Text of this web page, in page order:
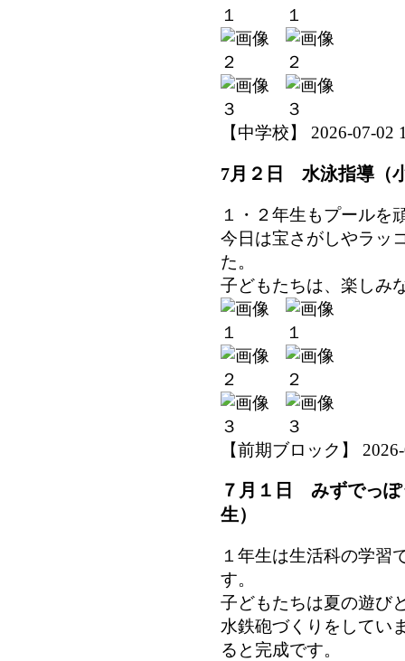
【中学校】 2026-07-02
7月２日 水泳指導（
１・２年生もプールを
今日は宝さがしやラッ
た。
子どもたちは、楽しみ
【前期ブロック】
７月１日 みずでっぽ
生）
１年生は生活科の学習
す。
子どもたちは夏の遊び
水鉄砲づくりをしてい
ると完成です。